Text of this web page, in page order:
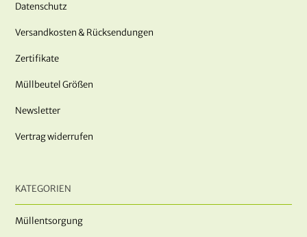
Datenschutz
Versandkosten & Rücksendungen
Zertifikate
Müllbeutel Größen
Newsletter
Vertrag widerrufen
KATEGORIEN
Müllentsorgung